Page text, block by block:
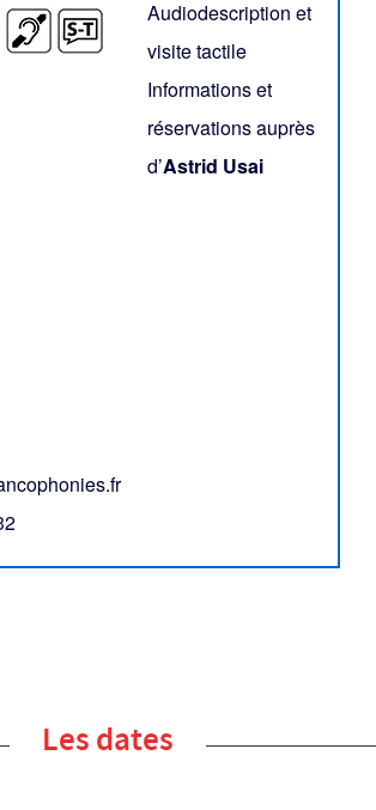
Audiodescription et
visite tactile
Informations et
réservations auprès
d’Astrid Usai
Les dates